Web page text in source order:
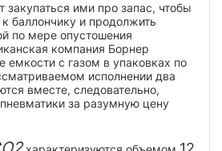
закупаться ими про запас, чтобы
баллончику и продолжить
по мере опустошения
компания Борнер
емкости с газом в упаковках по
исполнении два
вместе, следовательно,
за разумную цену